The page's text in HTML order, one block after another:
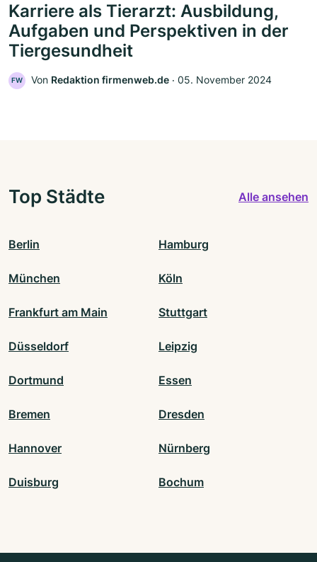
Karriere als Tierarzt: Ausbildung,
Aufgaben und Perspektiven in der
Tiergesundheit
FW Von Redaktion firmenweb.de ‧ 05. November 2024
Top Städte Alle ansehen
Berlin Hamburg
München Köln
Frankfurt am Main Stuttgart
Düsseldorf Leipzig
Dortmund Essen
Bremen Dresden
Hannover Nürnberg
Duisburg Bochum